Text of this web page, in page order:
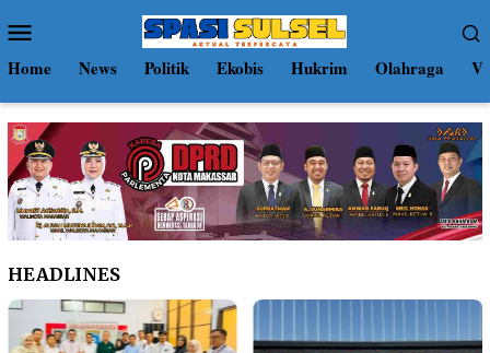
ke
kontenMobile
Home News Politik Ekobis Hukrim Olahraga
HEADLINES